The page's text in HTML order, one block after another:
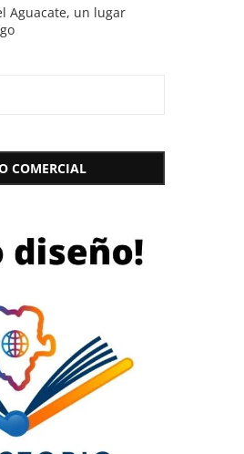
Aguacate, un lugar
COMERCIAL